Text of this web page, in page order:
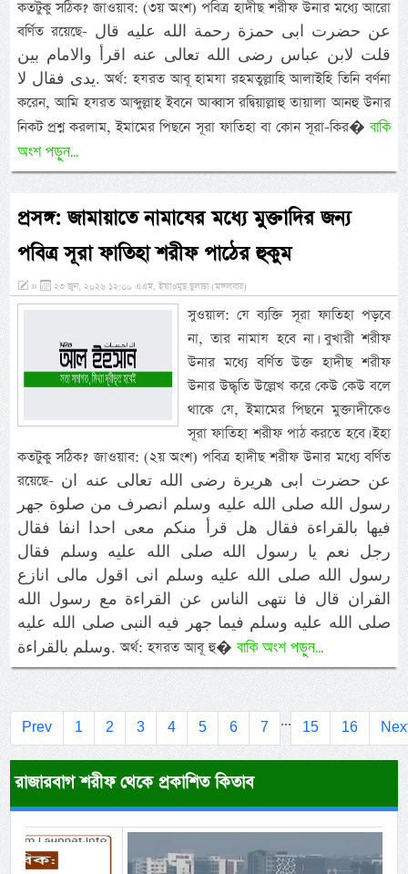
কতটুকু সঠিক? জাওয়াব: (৩য় অংশ) পবিত্র হাদীছ শরীফ উনার মধ্যে আরো
বর্ণিত রয়েছে- عن حضرت ابى حمزة رحمة الله عليه قال
قلت لابن عباس رضى الله تعالى عنه اقرأ والامام بين
يدى فقال لا. অর্থ: হযরত আবূ হামযা রহমতুল্লাহি আলাইহি তিনি বর্ণনা
করেন, আমি হযরত আব্দুল্লাহ ইবনে আব্বাস রদ্বিয়াল্লাহু তায়ালা আনহু উনার
নিকট প্রশ্ন করলাম, ইমামের পিছনে সূরা ফাতিহা বা কোন সূরা-কির� বাকি
অংশ পড়ুন...
প্রসঙ্গ: জামায়াতে নামাযের মধ্যে মুক্তাদির জন্য
পবিত্র সূরা ফাতিহা শরীফ পাঠের হুকুম
» ২৩ জুন, ২০২৬ ১২:০০ এএম, ইয়াওমুছ ছুলাছা (মঙ্গলবার)
সুওয়াল: যে ব্যক্তি সূরা ফাতিহা পড়বে
না, তার নামায হবে না। বুখারী শরীফ
উনার মধ্যে বর্ণিত উক্ত হাদীছ শরীফ
উনার উদ্ধৃতি উল্লেখ করে কেউ কেউ বলে
থাকে যে, ইমামের পিছনে মুক্তাদীকেও
সূরা ফাতিহা শরীফ পাঠ করতে হবে। ইহা
কতটুকু সঠিক? জাওয়াব: (২য় অংশ) পবিত্র হাদীছ শরীফ উনার মধ্যে বর্ণিত
রয়েছে- عن حضرت ابى هريرة رضى الله تعالى عنه ان
رسول الله صلى الله عليه وسلم انصرف من صلوة جهر
فيها بالقراءة فقال هل قرأ منكم معى احدا انفا فقال
رجل نعم يا رسول الله صلى الله عليه وسلم فقال
رسول الله صلى الله عليه وسلم انى اقول مالى انازع
القران قال فا نتهى الناس عن القراءة مع رسول الله
صلى الله عليه وسلم فيما جهر فيه النبى صلى الله عليه
وسلم بالقراءة. অর্থ: হযরত আবূ হু�বাকি অংশ পড়ুন...
Prev 1 2 3 4 5 6 7 ... 15 16
রাজারবাগ শরীফ থেকে প্রকাশিত কিতাব